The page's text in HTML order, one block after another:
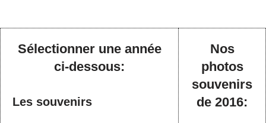
Sélectionner une année
ci-dessous:
Les souvenirs
Nos
photos
souvenirs
de 2016: